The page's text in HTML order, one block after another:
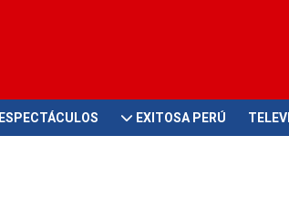
ESPECTÁCULOS EXITOSA PERÚ